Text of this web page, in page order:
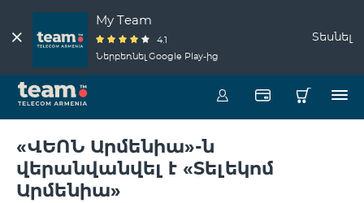
My Team
4.1
Ներբեռնել Google Play-ից
Տեսնել
«ՎԵՈՆ Արմենիա»-ն
վերանվանվել է «Տելեկոմ
Արմենիա»